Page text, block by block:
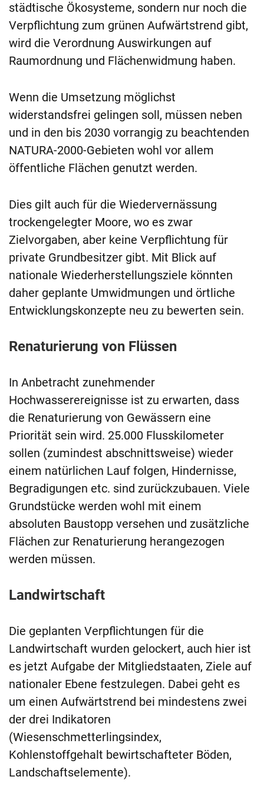
städtische Ökosysteme, sondern nur noch die
Verpflichtung zum grünen Aufwärtstrend gibt,
wird die Verordnung Auswirkungen auf
Raumordnung und Flächenwidmung haben.
Wenn die Umsetzung möglichst
widerstandsfrei gelingen soll, müssen neben
und in den bis 2030 vorrangig zu beachtenden
NATURA-2000-­Gebieten wohl vor allem
öffentliche Flächen genutzt werden.
Dies gilt auch für die Wiedervernässung
trockengelegter Moore, wo es zwar
Zielvorgaben, aber keine Verpflichtung für
private Grundbesitzer gibt. Mit Blick auf
nationale Wiederherstellungsziele könnten
daher geplante Umwidmungen und örtliche
Entwicklungskonzepte neu zu bewerten sein.
Renaturierung von Flüssen
In Anbetracht zunehmender
Hochwasserereignisse ist zu erwarten, dass
die Renaturierung von Gewässern eine
Priorität sein wird. 25.000 Flusskilometer
sollen (zumindest abschnittsweise) wieder
einem natürlichen Lauf folgen, Hindernisse,
Begradigungen etc. sind zurückzubauen. Viele
Grundstücke werden wohl mit einem
absoluten Baustopp versehen und zusätzliche
Flächen zur Renaturierung herangezogen
werden müssen.
Landwirtschaft
Die geplanten Verpflichtungen für die
Landwirtschaft wurden gelockert, auch hier ist
es jetzt Aufgabe der Mitgliedstaaten, Ziele auf
nationaler Ebene festzulegen. Dabei geht es
um einen Aufwärtstrend bei mindestens zwei
der drei Indikatoren
(Wiesenschmetterlingsindex,
Kohlenstoffgehalt bewirtschafteter Böden,
Landschaftselemente).